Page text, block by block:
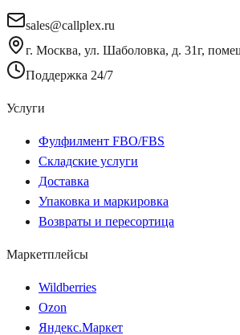
sales@callplex.ru
г. Москва, ул. Шаболовка, д. 31г,
Поддержка 24/7
Услуги
Фулфилмент FBO/FBS
Складские услуги
Доставка
Упаковка и маркировка
Возвраты и пересортица
Маркетплейсы
Wildberries
Ozon
Яндекс.Маркет